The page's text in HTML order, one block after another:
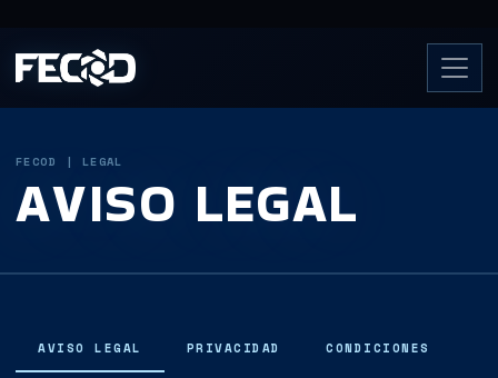
FECOD | LEGAL
AVISO LEGAL
AVISO LEGAL PRIVACIDAD CONDICIONES